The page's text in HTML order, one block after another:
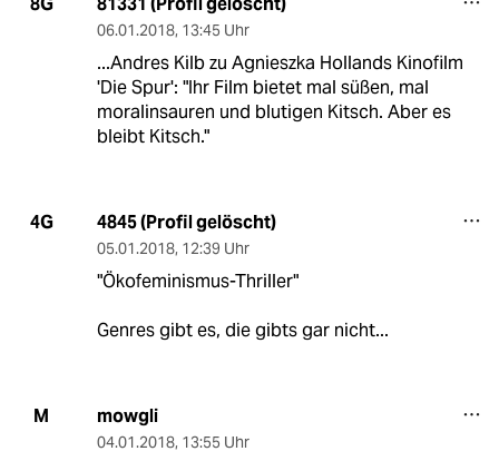
06.01.2018, 13:45 Uhr
...Andres Kilb zu Agnieszka Hollands Kinofilm
'Die Spur': "Ihr Film bietet mal süßen, mal
moralinsauren und blutigen Kitsch. Aber es
bleibt Kitsch."
4G 4845 (Profil gelöscht)
05.01.2018, 12:39 Uhr
"Ökofeminismus-Thriller"
Genres gibt es, die gibts gar nicht...
M mowgli
04.01.2018, 13:55 Uhr